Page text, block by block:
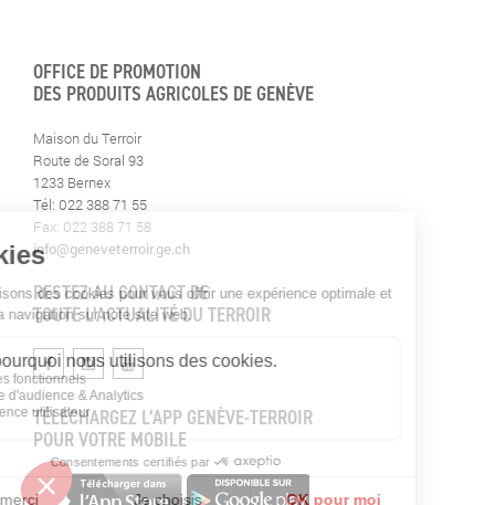
OFFICE DE PROMOTION
DES PRODUITS AGRICOLES DE GENÈVE
Maison du Terroir
Route de Soral 93
1233 Bernex
Tél: 022 388 71 55
Fax: 022 388 71 58
info@geneveterroir.ge.ch
RESTEZ AU CONTACT DE
TOUTE L’ACTUALITÉ DU TERROIR
TÉLÉCHARGEZ L’APP GENÈVE-TERROIR
POUR VOTRE MOBILE